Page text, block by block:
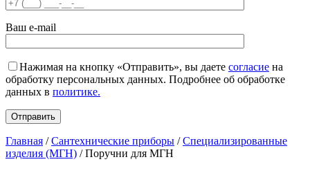
Ваш e-mail
Нажимая на кнопку «Отправить», вы даете согласие на
обработку персональных данных. Подробнее об обработке
данных в политике.
Главная /Сантехнические приборы /Специализированные
изделия (МГН) / Поручни для МГН